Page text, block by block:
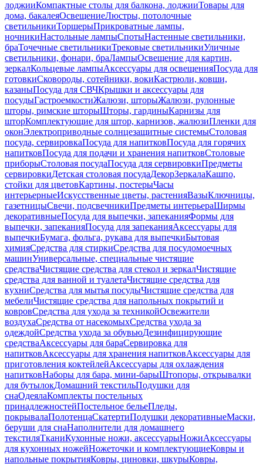
лоджииКомпактные столы для балкона, лоджииТовары для
дома, бакалеяОсвещениеЛюстры, потолочные
светильникиТоршерыПрикроватные лампы,
ночникиНастольные лампыСпотыНастенные светильники,
браТочечные светильникиТрековые светильникиУличные
светильники, фонари, браЛампыОсвещение для картин,
зеркалКольцевые лампыАксессуары для освещенияПосуда для
готовкиСковороды, сотейники, вокиКастрюли, ковши,
казаныПосуда для СВЧКрышки и аксессуары для
посудыГастроемкостиЖалюзи, шторыЖалюзи, рулонные
шторы, римские шторыШторы, гардиныКарнизы для
шторКомплектующие для штор, карнизов, жалюзиПленки для
оконЭлектроприводные солнцезащитные системыСтоловая
посуда, сервировкаПосуда для напитковПосуда для горячих
напитковПосуда для подачи и хранения напитковСтоловые
приборыСтоловая посудаПосуда для сервировкиПредметы
сервировкиДетская столовая посудаДекорЗеркалаКашпо,
стойки для цветовКартины, постерыЧасы
интерьерныеИскусственные цветы, растенияВазыКлючницы,
газетницыСвечи, подсвечникиПредметы интерьераШирмы
декоративныеПосуда для выпечки, запеканияФормы для
выпечки, запеканияПосуда для запеканияАксессуары для
выпечкиБумага, фольга, рукава для выпечкиБытовая
химияСредства для стиркиСредства для посудомоечных
машинУниверсальные, специальные чистящие
средстваЧистящие средства для стекол и зеркалЧистящие
средства для ванной и туалетаЧистящие средства для
кухниСредства для мытья посудыЧистящие средства для
мебелиЧистящие средства для напольных покрытий и
ковровСредства для ухода за техникойОсвежители
воздухаСредства от насекомыхСредства ухода за
одеждойСредства ухода за обувьюДезинфицирующие
средстваАксессуары для бараСервировка для
напитковАксессуары для хранения напитковАксессуары для
приготовления коктейлейАксессуары для охлаждения
напитковНаборы для бара, мини-барыШтопоры, открывалки
для бутылокДомашний текстильПодушки для
снаОдеялаКомплекты постельных
принадлежностейПостельное бельеПледы,
покрывалаПолотенцаСкатертиПодушки декоративныеМаски,
беруши для снаНаполнители для домашнего
текстиляТканиКухонные ножи, аксессуарыНожиАксессуары
для кухонных ножейНожеточки и комплектующиеКовры и
напольные покрытияКовры, циновки, шкурыКовры,